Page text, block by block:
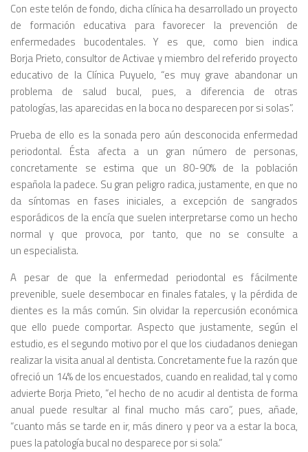
Con este telón de fondo, dicha clínica ha desarrollado un proyecto
de formación educativa para favorecer la prevención de
enfermedades bucodentales. Y es que, como bien indica
Borja Prieto, consultor de Activae y miembro del referido proyecto
educativo de la Clínica Puyuelo, “es muy grave abandonar un
problema de salud bucal, pues, a diferencia de otras
patologías, las aparecidas en la boca no desparecen por si solas”.
Prueba de ello es la sonada pero aún desconocida enfermedad
periodontal. Ésta afecta a un gran número de personas,
concretamente se estima que un 80-90% de la población
española la padece. Su gran peligro radica, justamente, en que no
da síntomas en fases iniciales, a excepción de sangrados
esporádicos de la encía que suelen interpretarse como un hecho
normal y que provoca, por tanto, que no se consulte a
un especialista.
A pesar de que la enfermedad periodontal es fácilmente
prevenible, suele desembocar en finales fatales, y la pérdida de
dientes es la más común. Sin olvidar la repercusión económica
que ello puede comportar. Aspecto que justamente, según el
estudio, es el segundo motivo por el que los ciudadanos deniegan
realizar la visita anual al dentista. Concretamente fue la razón que
ofreció un 14% de los encuestados, cuando en realidad, tal y como
advierte Borja Prieto, “el hecho de no acudir al dentista de forma
anual puede resultar al final mucho más caro”, pues, añade,
“cuanto más se tarde en ir, más dinero y peor va a estar la boca,
pues la patología bucal no desparece por si sola.”